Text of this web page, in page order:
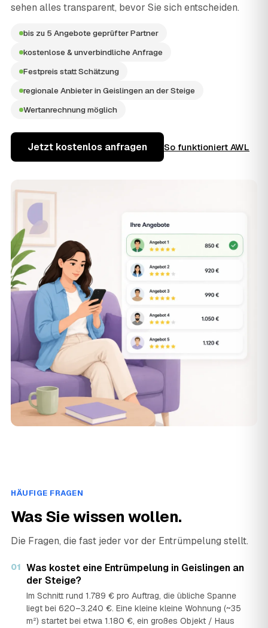
sehen alles transparent, bevor Sie sich entscheiden.
bis zu 5 Angebote geprüfter Partner
kostenlose & unverbindliche Anfrage
Festpreis statt Schätzung
regionale Anbieter in Geislingen an der Steige
Wertanrechnung möglich
Jetzt kostenlos anfragen So funktioniert AWL
HÄUFIGE FRAGEN
Was Sie wissen wollen.
Die Fragen, die fast jeder vor der Entrümpelung stellt.
01 Was kostet eine Entrümpelung in Geislingen an
der Steige?
Im Schnitt rund 1.789 € pro Auftrag, die übliche Spanne
liegt bei 620–3.240 €. Eine kleine kleine Wohnung (~35
m²) startet bei etwa 1.180 €, ein großes Objekt / Haus